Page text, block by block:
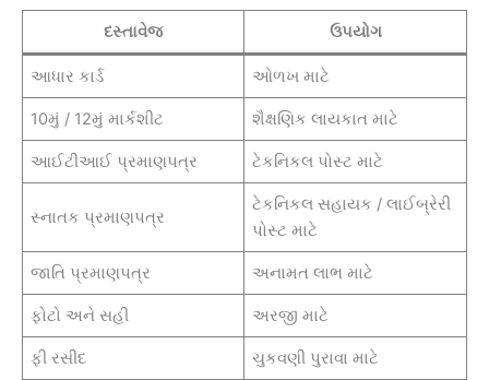
દસ્તાવેજ ઉપયોગ
આધાર કાર્ડ ઓળખ માટે
10મું / 12મું માર્કશીટ શૈક્ષણિક લાયકાત માટે
આઈટીઆઈ પ્રમાણપત્ર ટેકનિકલ પોસ્ટ માટે
સ્નાતક પ્રમાણપત્ર
ટેકનિકલ સહાયક / લાઈબ્રેરી
પોસ્ટ માટે
જાતિ પ્રમાણપત્ર અનામત લાભ માટે
ફોટો અને સહી અરજી માટે
ફી રસીદ ચુકવણી પુરાવા માટે